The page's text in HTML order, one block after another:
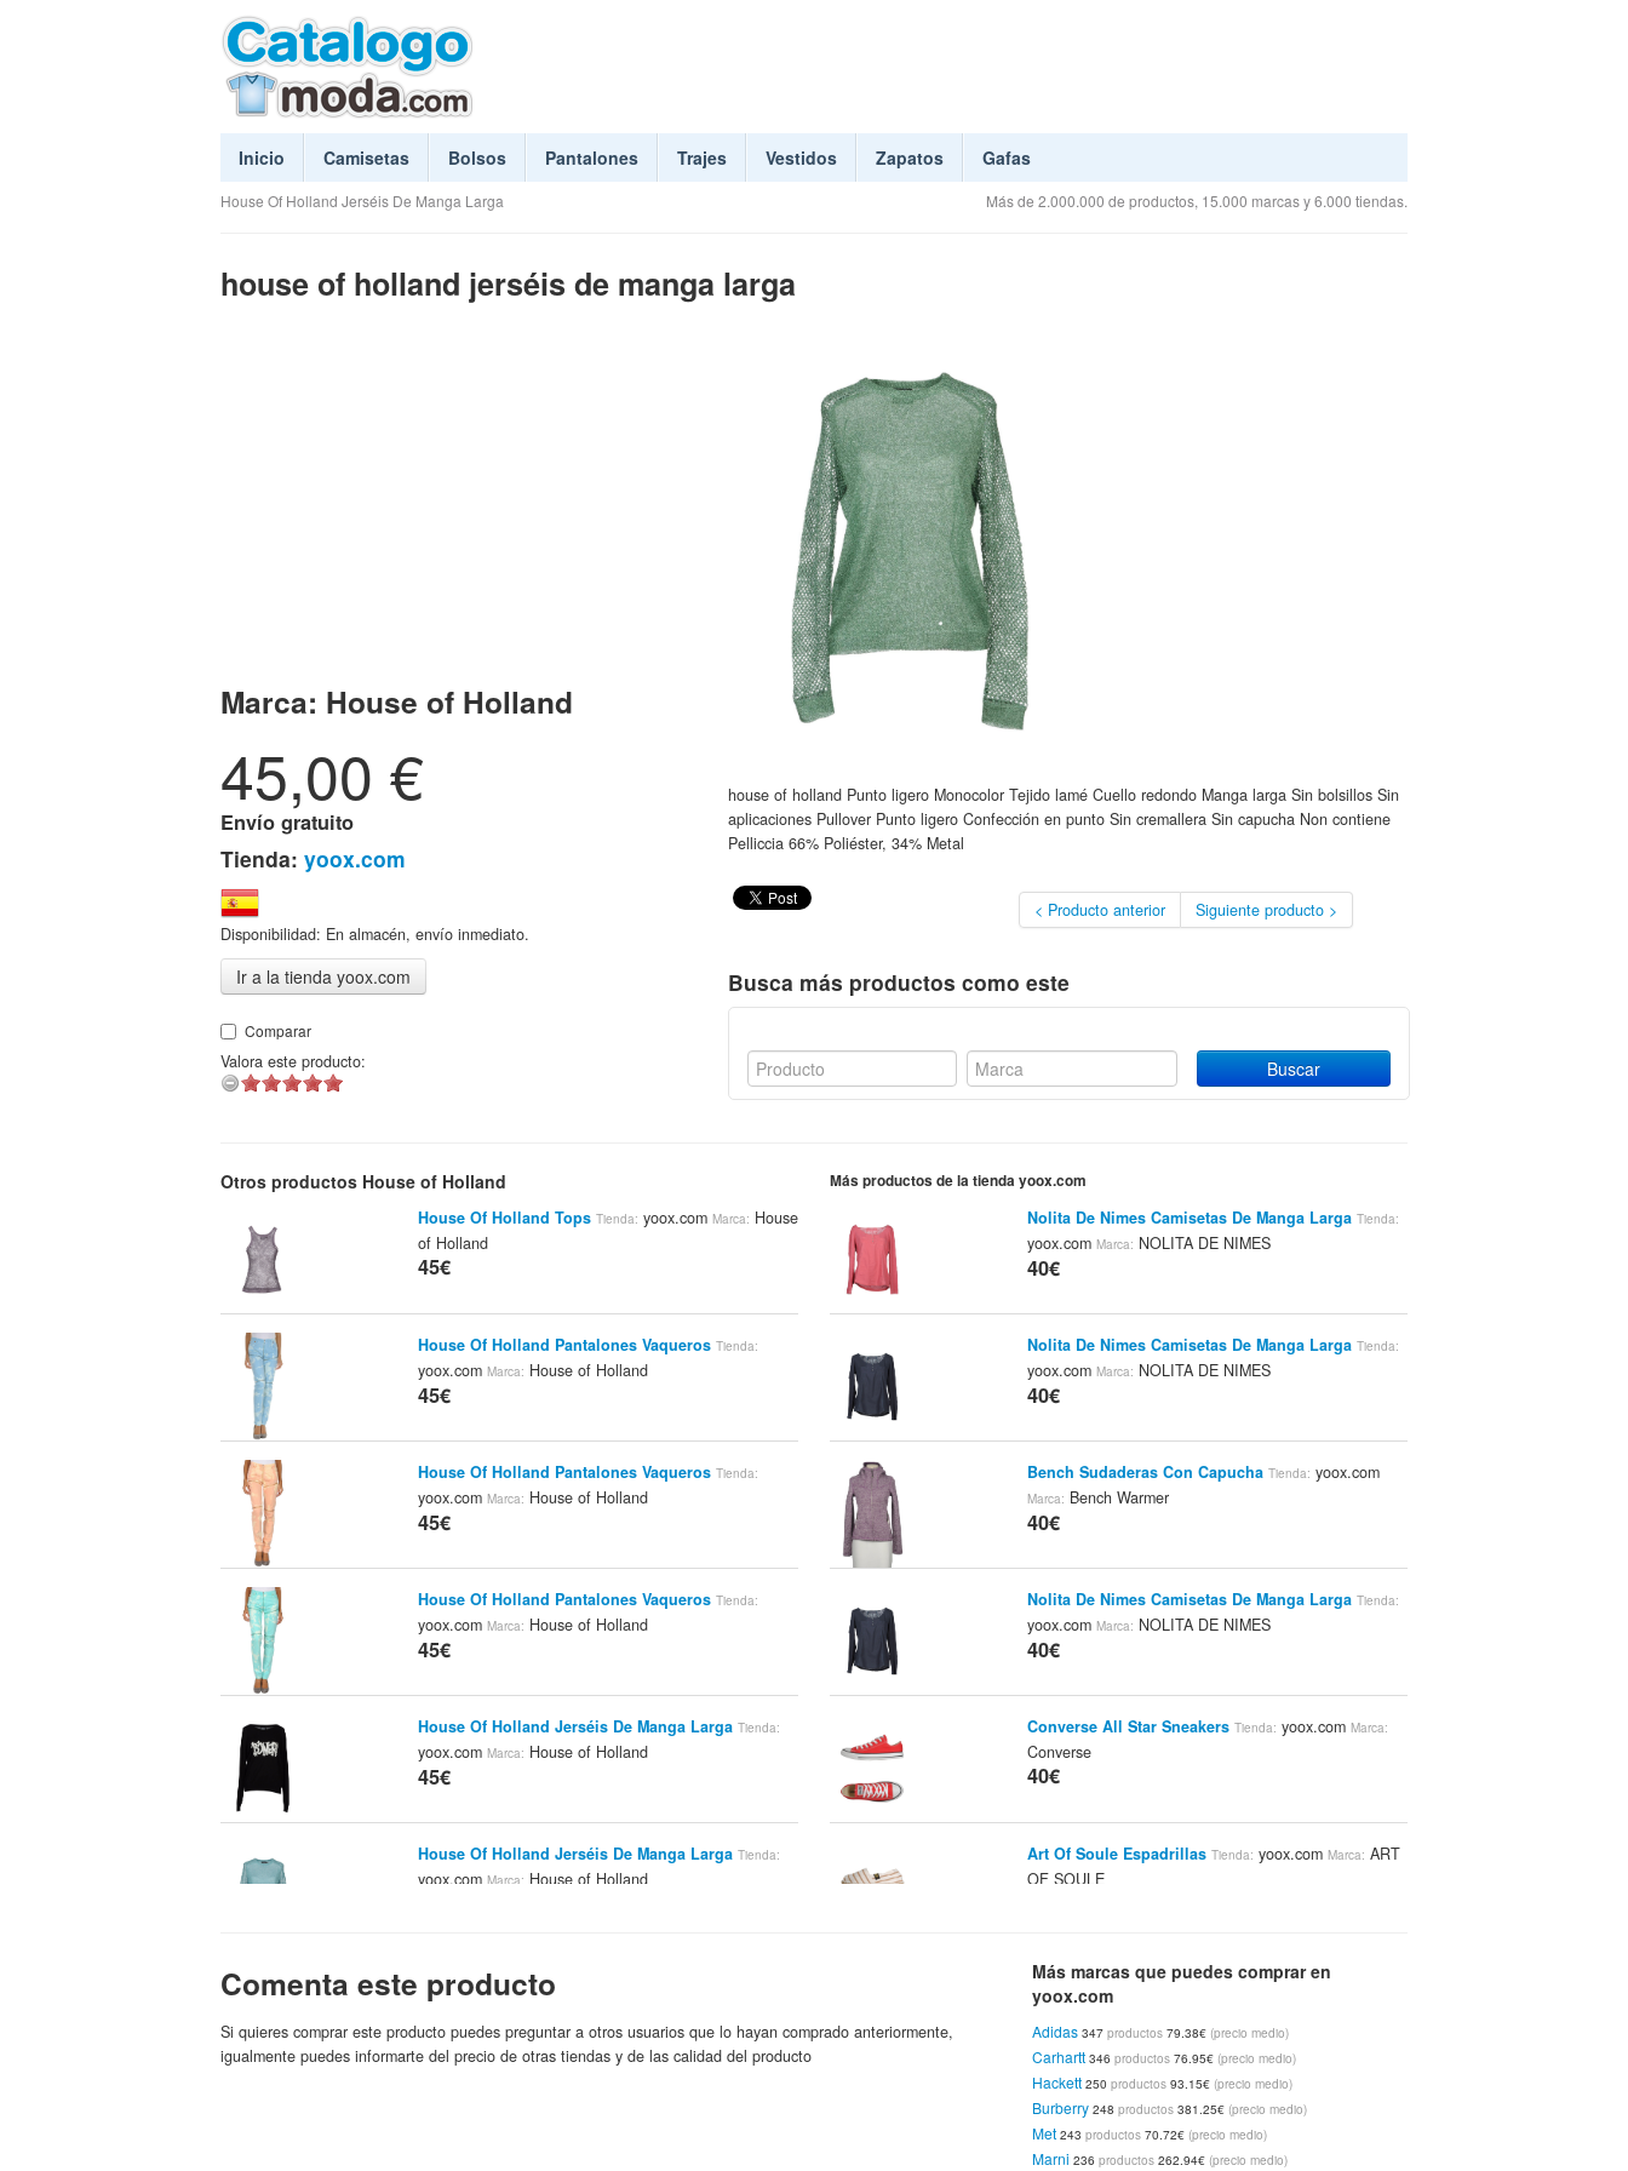
Inicio Camisetas Bolsos Pantalones Trajes Vestidos Zapatos Gafas
House Of Holland Jerséis De Manga Larga Más de 2.000.000 de productos, 15.000 marcas y 6.000 tiendas.
house of holland jerséis de manga larga
Marca: House of Holland
45,00 €
Envío gratuito
Tienda: yoox.com
Disponibilidad: En almacén, envío inmediato.
Ir a la tienda yoox.com
Comparar
Valora este producto:
house of holland Punto ligero Monocolor Tejido lamé Cuello redondo Manga larga Sin bolsillos Sin
aplicaciones Pullover Punto ligero Confección en punto Sin cremallera Sin capucha Non contiene
Pelliccia 66% Poliéster, 34% Metal
< Producto anterior Siguiente producto >
Busca más productos como este
Otros productos House of Holland
House Of Holland TopsTienda: yoox.comMarca: House
of Holland
45€
House Of Holland Pantalones VaquerosTienda:
yoox.comMarca: House of Holland
45€
House Of Holland Pantalones VaquerosTienda:
yoox.comMarca: House of Holland
45€
House Of Holland Pantalones VaquerosTienda:
yoox.comMarca: House of Holland
45€
House Of Holland Jerséis De Manga LargaTienda:
yoox.comMarca: House of Holland
45€
House Of Holland Jerséis De Manga LargaTienda:
yoox.comMarca: House of Holland
House Of Holland Cárdigans
House of Holland
49€
Más productos de la tienda yoox.com
Nolita De Nimes Camisetas De Manga Larga Tienda:
yoox.com Marca: NOLITA DE NIMES
40€
Nolita De Nimes Camisetas De Manga Larga Tienda:
yoox.com Marca: NOLITA DE NIMES
40€
Bench Sudaderas Con Capucha Tienda: yoox.com
Marca: Bench Warmer
40€
Nolita De Nimes Camisetas De Manga Larga Tienda:
yoox.com Marca: NOLITA DE NIMES
40€
Converse All Star Sneakers Tienda: yoox.com Marca:
Converse
40€
Art Of Soule Espadrillas Tienda: yoox.com Marca: ART
OF SOULE
Pantone Maletines Tienda:yoox.comMarca:Pantone
40€
Wrangler Pantalones VaquerosTienda:yoox.com
Marca:Wrangler Jeans
40€
Comenta este producto
Si quieres comprar este producto puedes preguntar a otros usuarios que lo hayan comprado anteriormente,
igualmente puedes informarte del precio de otras tiendas y de las calidad del producto
Más marcas que puedes comprar en
yoox.com
Adidas 347productos 79.38€ (precio medio)
Carhartt 346productos 76.95€ (precio medio)
Hackett 250productos 93.15€ (precio medio)
Burberry 248productos 381.25€ (precio medio)
Met 243productos 70.72€ (precio medio)
Marni 236productos 262.94€ (precio medio)